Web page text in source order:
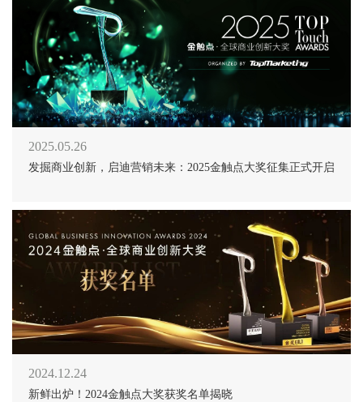
2025.05.26
发掘商业创新，启迪营销未来：2025金触点大奖征集正式开启
2024.12.24
新鲜出炉！2024金触点大奖获奖名单揭晓